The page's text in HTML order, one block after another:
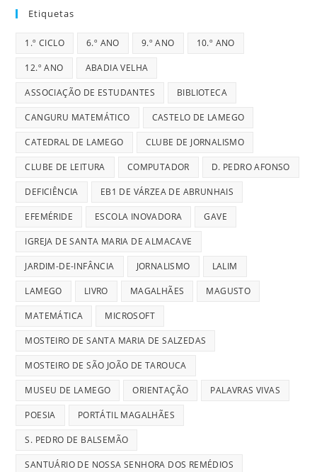
Etiquetas
1.º CICLO 6.º ANO 9.º ANO 10.º ANO
12.º ANO ABADIA VELHA
ASSOCIAÇÃO DE ESTUDANTES BIBLIOTECA
CANGURU MATEMÁTICO CASTELO DE LAMEGO
CATEDRAL DE LAMEGO CLUBE DE JORNALISMO
CLUBE DE LEITURA COMPUTADOR D. PEDRO AFONSO
DEFICIÊNCIA EB1 DE VÁRZEA DE ABRUNHAIS
EFEMÉRIDE ESCOLA INOVADORA GAVE
IGREJA DE SANTA MARIA DE ALMACAVE
JARDIM-DE-INFÂNCIA JORNALISMO LALIM
LAMEGO LIVRO MAGALHÃES MAGUSTO
MATEMÁTICA MICROSOFT
MOSTEIRO DE SANTA MARIA DE SALZEDAS
MOSTEIRO DE SÃO JOÃO DE TAROUCA
MUSEU DE LAMEGO ORIENTAÇÃO PALAVRAS VIVAS
POESIA PORTÁTIL MAGALHÃES
S. PEDRO DE BALSEMÃO
SANTUÁRIO DE NOSSA SENHORA DOS REMÉDIOS